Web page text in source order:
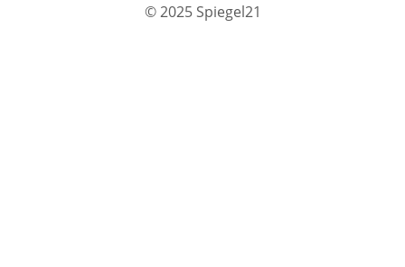
© 2025 Spiegel21